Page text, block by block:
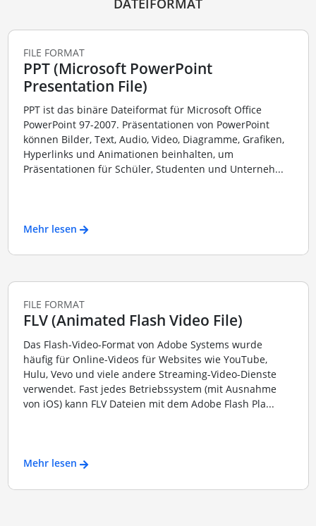
DATEIFORMAT
FILE FORMAT
PPT (Microsoft PowerPoint
Presentation File)
PPT ist das binäre Dateiformat für Microsoft Office
PowerPoint 97-2007. Präsentationen von PowerPoint
können Bilder, Text, Audio, Video, Diagramme, Grafiken,
Hyperlinks und Animationen beinhalten, um
Präsentationen für Schüler, Studenten und Unterneh...
Mehr lesen
FILE FORMAT
FLV (Animated Flash Video File)
Das Flash-Video-Format von Adobe Systems wurde
häufig für Online-Videos für Websites wie YouTube,
Hulu, Vevo und viele andere Streaming-Video-Dienste
verwendet. Fast jedes Betriebssystem (mit Ausnahme
von iOS) kann FLV Dateien mit dem Adobe Flash Pla...
Mehr lesen